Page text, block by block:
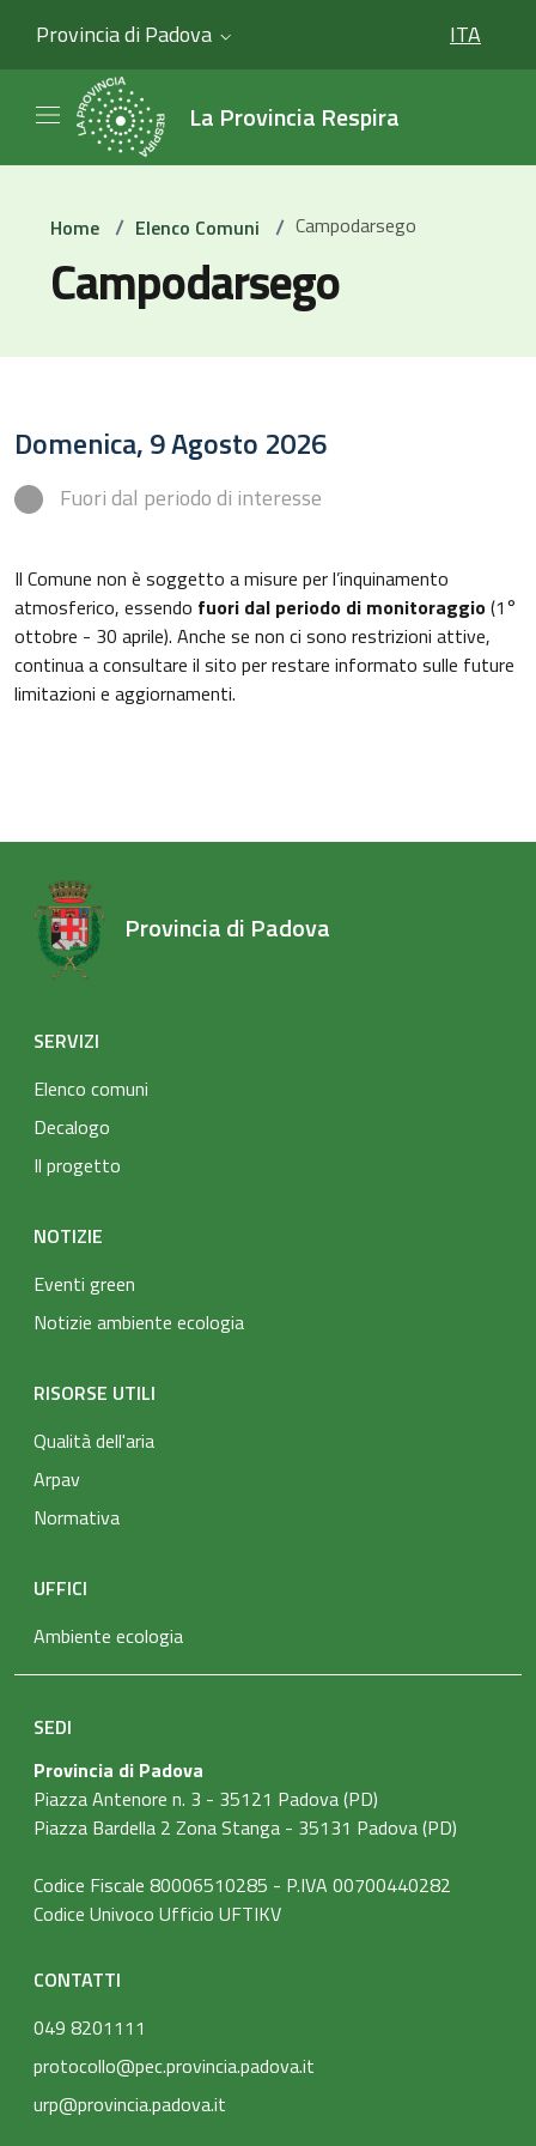
Provincia di Padova ITA
La Provincia Respira
Home / Elenco Comuni / Campodarsego
Campodarsego
Domenica, 9 Agosto 2026
Fuori dal periodo di interesse
Il Comune non è soggetto a misure per l’inquinamento
atmosferico, essendo fuori dal periodo di monitoraggio(1°
ottobre - 30 aprile). Anche se non ci sono restrizioni attive,
continua a consultare il sito per restare informato sulle future
limitazioni e aggiornamenti.
Provincia di Padova
SERVIZI
Elenco comuni
Decalogo
Il progetto
NOTIZIE
Eventi green
Notizie ambiente ecologia
RISORSE UTILI
Qualità dell'aria
Arpav
Normativa
UFFICI
Ambiente ecologia
SEDI
Provincia di Padova
Piazza Antenore n. 3 - 35121 Padova (PD)
Piazza Bardella 2 Zona Stanga - 35131 Padova (PD)
Codice Fiscale 80006510285 - P.IVA 00700440282
Codice Univoco Ufficio UFTIKV
CONTATTI
049 8201111
protocollo@pec.provincia.padova.it
urp@provincia.padova.it